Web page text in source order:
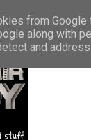
CONTACT
from Google
along with
and